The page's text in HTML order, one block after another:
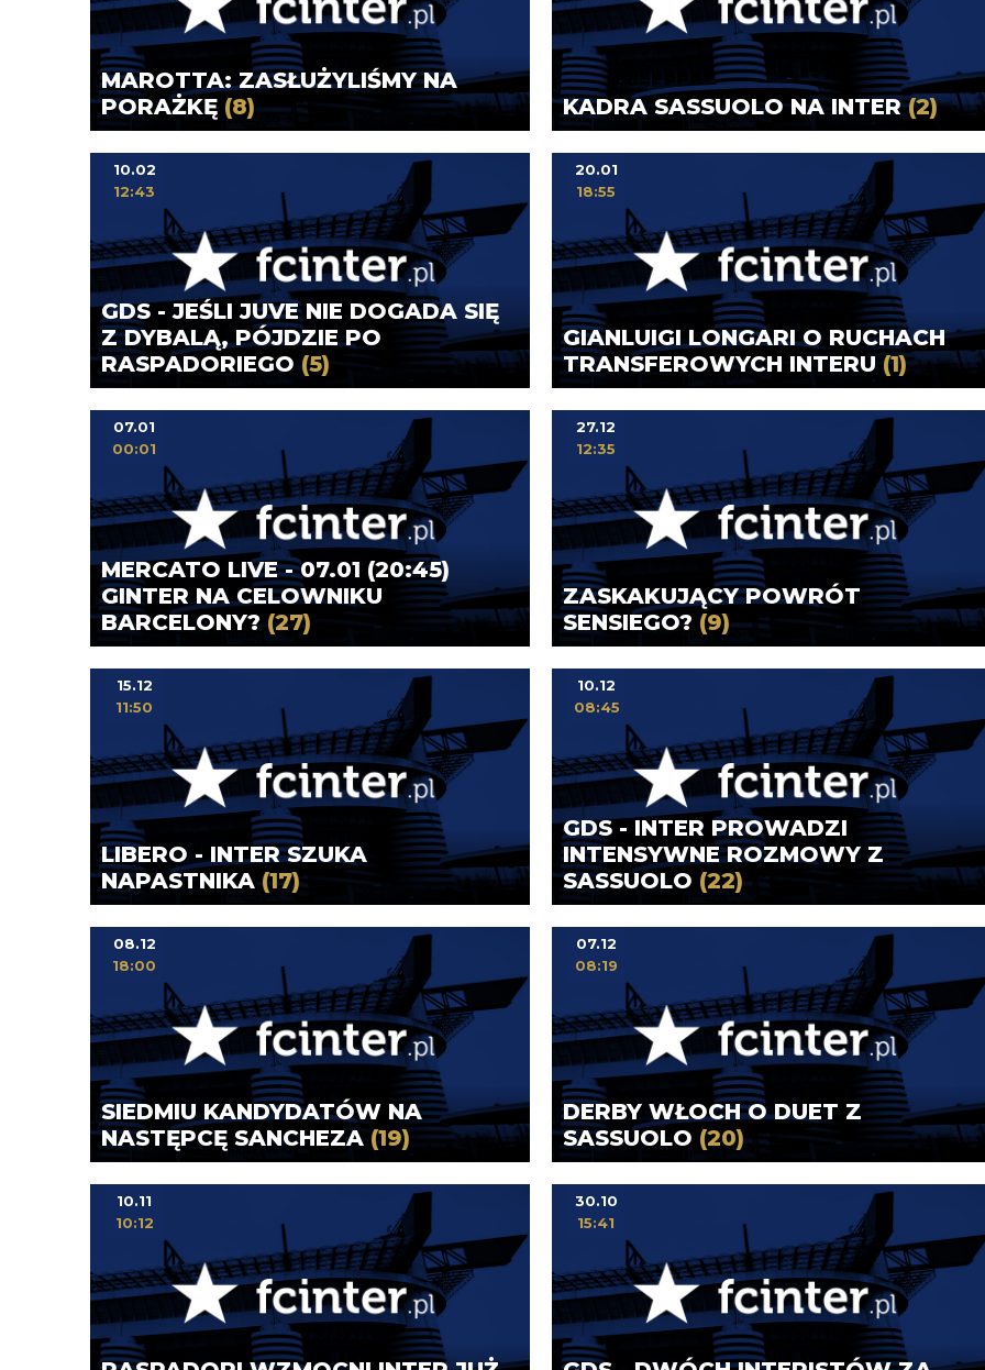
MAROTTA: ZASŁUŻYLIŚMY NA
PORAŻKĘ (8) KADRA SASSUOLO NA INTER(2)
GDS - JEŚLI JUVE NIE DOGADA SIĘ
Z DYBALĄ, PÓJDZIE PO
RASPADORIEGO(5)
10.02
12:43
GIANLUIGI LONGARI O RUCHACH
TRANSFEROWYCH INTERU(1)
20.01
18:55
MERCATO LIVE - 07.01 (20:45)
GINTER NA CELOWNIKU
BARCELONY?(27)
07.01
00:01
ZASKAKUJĄCY POWRÓT
SENSIEGO? (9)
27.12
12:35
LIBERO - INTER SZUKA
NAPASTNIKA(17)
15.12
11:50
GDS - INTER PROWADZI
INTENSYWNE ROZMOWY Z
SASSUOLO (22)
10.12
08:45
SIEDMIU KANDYDATÓW NA
NASTĘPCĘ SANCHEZA(19)
08.12
18:00
DERBY WŁOCH O DUET Z
SASSUOLO (20)
07.12
08:19
10.11
10:12
30.10
15:41